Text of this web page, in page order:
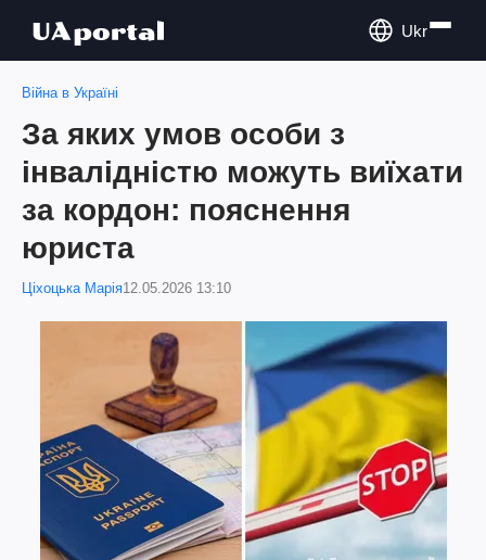
Ukr
Війна в Україні
За яких умов особи з
інвалідністю можуть виїхати
за кордон: пояснення
юриста
Ціхоцька Марія12.05.2026 13:10